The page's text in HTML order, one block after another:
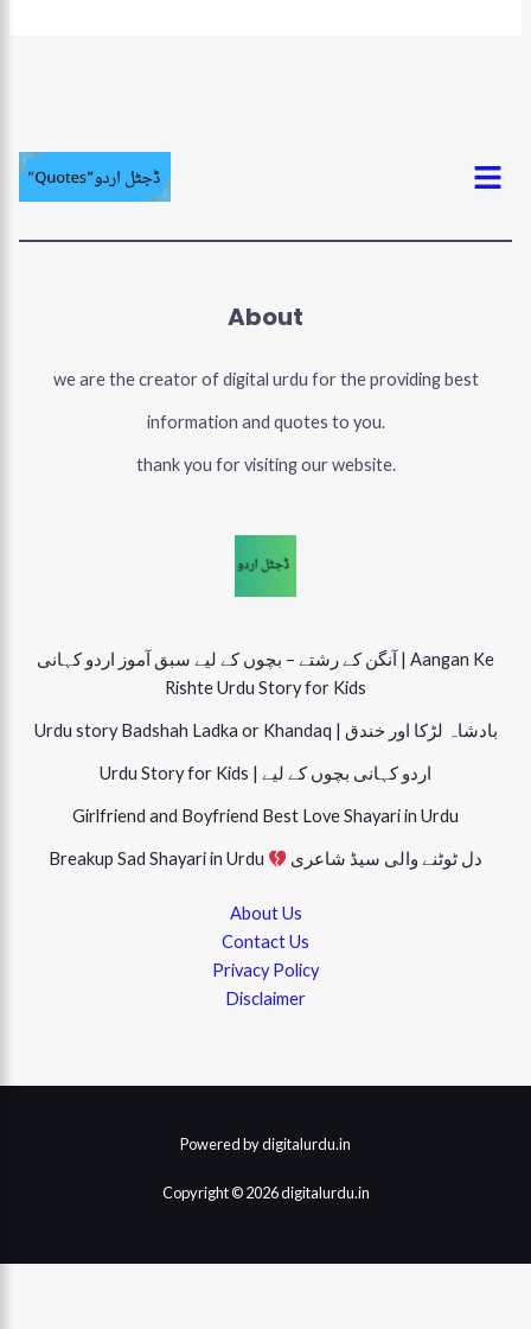
Menu
About
we are the creator of digital urdu for the providing best
information and quotes to you.
thank you for visiting our website.
آنگن کے رشتے – بچوں کے لیے سبق آموز اردو کہانی | Aangan Ke
Rishte Urdu Story for Kids
Urdu story Badshah Ladka or Khandaq | بادشاہ لڑکا اور خندق
Urdu Story for Kids | اردو کہانی بچوں کے لیے
Girlfriend and Boyfriend Best Love Shayari in Urdu
Breakup Sad Shayari in Urdu دل ٹوٹنے والی سیڈ شاعری
About Us
Contact Us
Privacy Policy
Disclaimer
Powered by digitalurdu.in
Copyright © 2026 digitalurdu.in